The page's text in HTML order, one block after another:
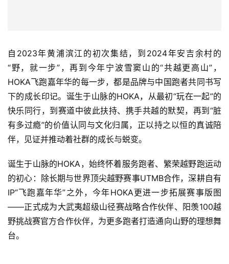
自2023年黄浦滨江的初次集结，到2024年安吉余村的
“野，就一步”，再到今年宁波雪窦山的“共越更高山”，
HOKA飞跑嘉年华的每一步，都是品牌与中国跑者共同书写
下的成长印记。诞生于山脉的HOKA，从最初“玩在一起”的
快乐同行，到赛道中彼此扶持、携手共越的默契，再到“脏
有多过瘾”的价值认同与文化归属，正以持之以恒的真诚陪
伴，见证并推动着社群的成长与蜕变。
诞生于山脉的HOKA，始终怀着服务跑者、繁荣越野跑运动
的初心：除长期与世界顶尖越野赛事UTMB合作，深耕自有
IP“飞跑嘉年华”之外，今年HOKA更进一步拓展赛事版图
——正式成为大武夷超级山径赛战略合作伙伴、阳羡100越
野挑战赛官方合作伙伴，为更多跑者打造通向山野的理想舞
台。